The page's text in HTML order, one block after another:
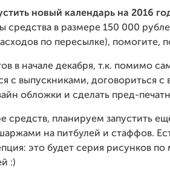
новый календарь на 2016
средства в размере 150 000
по пересылке), помогите,
в начале декабря, т.к. помимо
с выпускниками, договориться
обложки и сделать пред-
средств, планируем запустить
на питбулей и стаффов.
это будет серия рисунков
:)